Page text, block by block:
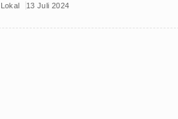
Lokal 13 Juli 2024